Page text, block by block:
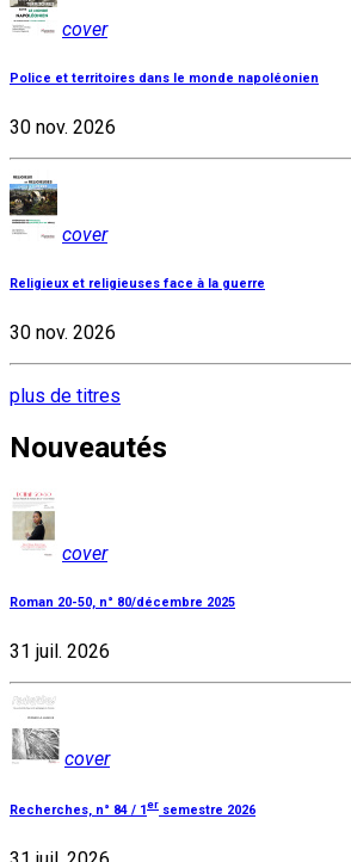
cover
Police et territoires dans le monde napoléonien
30 nov. 2026
cover
Religieux et religieuses face à la guerre
30 nov. 2026
plus de titres
Nouveautés
cover
Roman 20-50, n° 80/décembre 2025
31 juil. 2026
cover
Recherches, n° 84 / 1 er semestre 2026